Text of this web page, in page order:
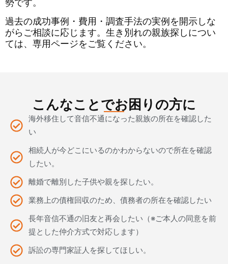
勢です。
過去の成功事例・費用・調査手法の実例を開示しな
がらご相談に応じます。生き別れの親族探しについ
ては、専用ページをご覧ください。
こんなことでお困りの方に
海外移住して音信不通になった親族の所在を確認した
い
相続人が今どこにいるのかわからないので所在を確認
したい。
離婚で離別した子供や親を探したい。
業務上の債権回収のため、債務者の所在を確認したい​
長年音信不通の旧友と再会したい（※ご本人の同意を前
提とした仲介方式で対応します）
訴訟の専門家証人を探してほしい。